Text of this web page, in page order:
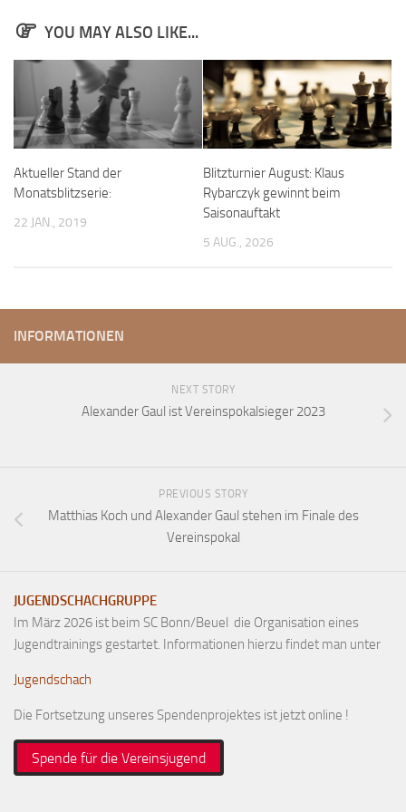
Mitglied werden
Satzung
Datenschutzordnung
En passant
BKV
Ausschreibungen
Links
YOU MAY ALSO LIKE...
Aktueller Stand der
Monatsblitzserie:
22 JAN., 2019
Blitzturnier August: Klaus
Rybarczyk gewinnt beim
Saisonauftakt
5 AUG., 2026
INFORMATIONEN
NEXT STORY
Alexander Gaul ist Vereinspokalsieger 2023
PREVIOUS STORY
Matthias Koch und Alexander Gaul stehen im Finale des
Vereinspokal
JUGENDSCHACHGRUPPE
Im März 2026 ist beim SC Bonn/Beuel die Organisation eines
Jugendtrainings gestartet. Informationen hierzu findet man unter
Jugendschach
Die Fortsetzung unseres Spendenprojektes ist jetzt online !
Spende für die Vereinsjugend